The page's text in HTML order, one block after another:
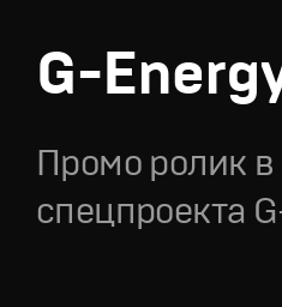
G-
Промо ролик в
спецпроекта